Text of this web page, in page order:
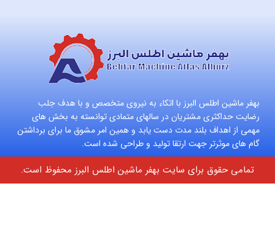
بهفر ماشین اطلس البرز با اتکاء به نیروی متخصص و با هدف جلب
رضایت حداکثری مشتریان در سالهای متمادی توانسته به بخش های
مهمی از اهداف بلند مدت دست یابد و همین امر مشوق ما برای برداشتن
گام های موثرتر جهت ارتقا تولید و طراحی شده است.
تمامی حقوق برای سایت بهفر ماشین اطلس البرز محفوظ است.